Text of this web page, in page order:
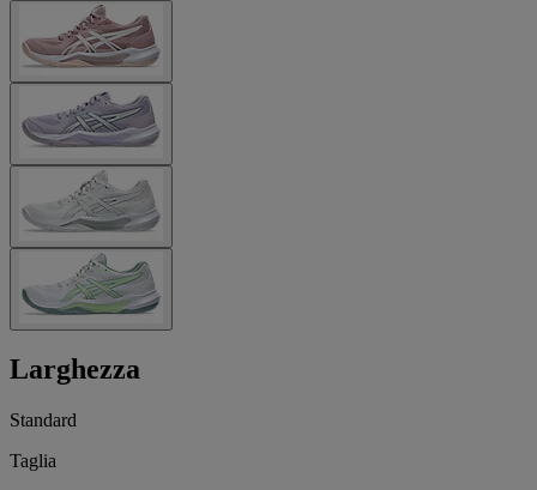
Larghezza
Standard
Taglia